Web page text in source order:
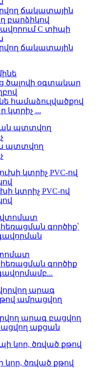
C տիպի
ճակատային
համաձուլվածքով
կտրիչ ...
պտտվող
կտրիչ PVC-ով
գործիք
արագ բացվող
աքցան
կոր, ծռված քթով